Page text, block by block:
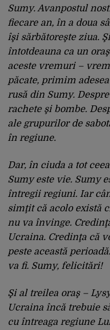
Sumy. Avanpostul
fiecare an, în a doua
îşi sărbătoreşte ziua.
întotdeauna ca un
aceste vremuri –
păcate, primim
rusă din Sumy.
rachete şi bombe.
ale grupurilor de
în regiune.
Dar, în ciuda a tot
Sumy este vie. Sumy
întregii regiuni. Iar
simţit că acolo există
nu va învinge.
Ucraina. Credinţa că
peste această
va fi. Sumy, felicitări!
Şi al treilea oraş –
Ucraina încă trebuie
cu întreaga regiune